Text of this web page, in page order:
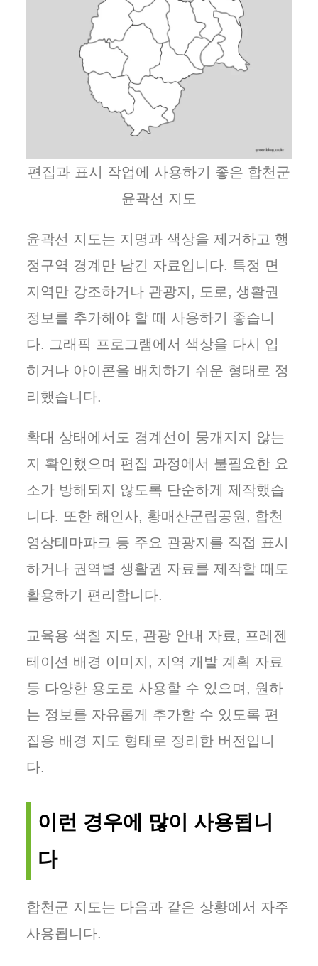
편집과 표시 작업에 사용하기 좋은 합천군
윤곽선 지도
윤곽선 지도는 지명과 색상을 제거하고 행
정구역 경계만 남긴 자료입니다. 특정 면
지역만 강조하거나 관광지, 도로, 생활권
정보를 추가해야 할 때 사용하기 좋습니
다. 그래픽 프로그램에서 색상을 다시 입
히거나 아이콘을 배치하기 쉬운 형태로 정
리했습니다.
확대 상태에서도 경계선이 뭉개지지 않는
지 확인했으며 편집 과정에서 불필요한 요
소가 방해되지 않도록 단순하게 제작했습
니다. 또한 해인사, 황매산군립공원, 합천
영상테마파크 등 주요 관광지를 직접 표시
하거나 권역별 생활권 자료를 제작할 때도
활용하기 편리합니다.
교육용 색칠 지도, 관광 안내 자료, 프레젠
테이션 배경 이미지, 지역 개발 계획 자료
등 다양한 용도로 사용할 수 있으며, 원하
는 정보를 자유롭게 추가할 수 있도록 편
집용 배경 지도 형태로 정리한 버전입니
다.
이런 경우에 많이 사용됩니
다
합천군 지도는 다음과 같은 상황에서 자주
사용됩니다.